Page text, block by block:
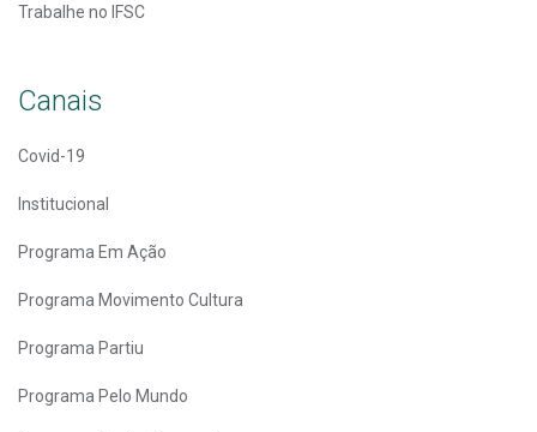
Trabalhe no IFSC
Canais
Covid-19
Institucional
Programa Em Ação
Programa Movimento Cultura
Programa Partiu
Programa Pelo Mundo